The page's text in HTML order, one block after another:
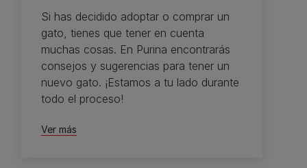
Si has decidido adoptar o comprar un
gato, tienes que tener en cuenta
muchas cosas. En Purina encontrarás
consejos y sugerencias para tener un
nuevo gato. ¡Estamos a tu lado durante
todo el proceso!
Ver más